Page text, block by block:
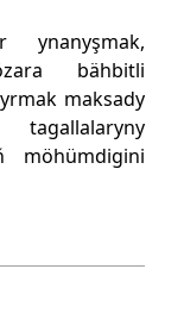
ynanyşmak,
bähbitli
maksady
tagallalaryny
möhümdigini